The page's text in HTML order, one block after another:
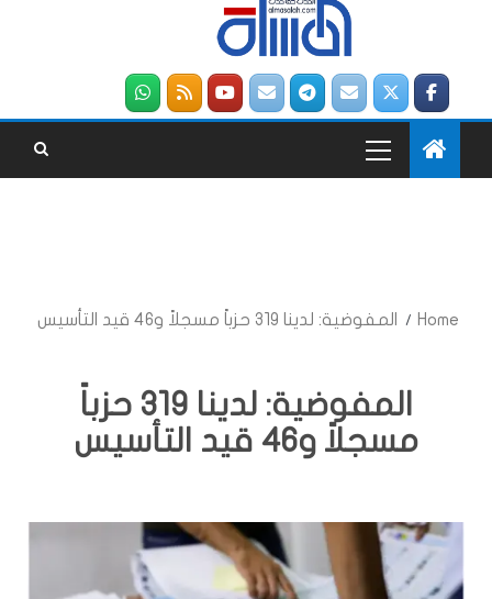
Home المفوضية: لدينا 319 حزباً مسجلاً و46 قيد التأسيس
المفوضية: لدينا 319 حزباً
مسجلاً و46 قيد التأسيس